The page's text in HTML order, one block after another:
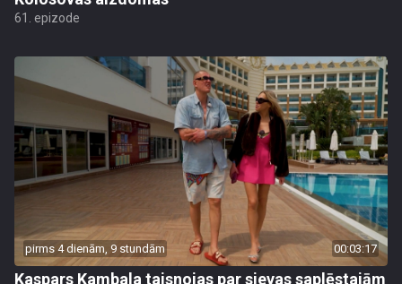
61. epizode
pirms 4 dienām, 9 stundām 00:03:17
Kaspars Kambala taisnojas par sievas saplēstajām